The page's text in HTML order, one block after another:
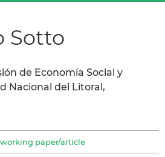
Sotto
de Economía Social y
Nacional del Litoral,
paper/article